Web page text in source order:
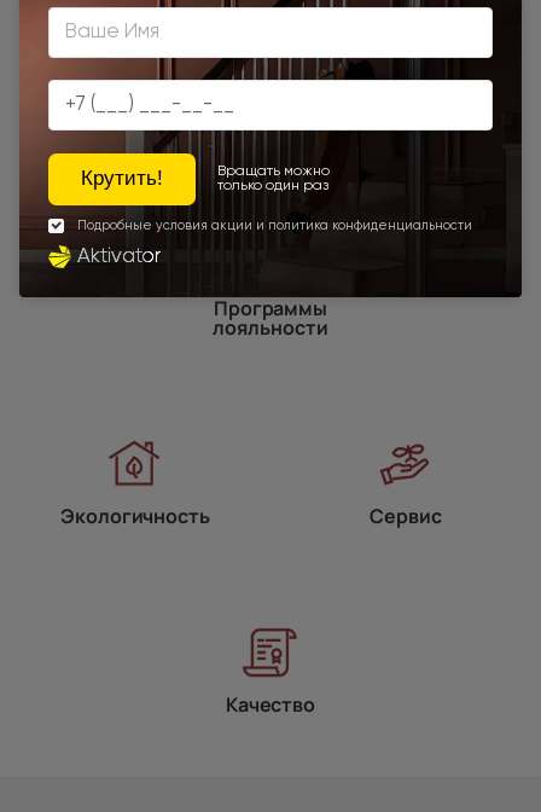
Наши преимущества
Программы
лояльности
Экологичность Сервис
Качество